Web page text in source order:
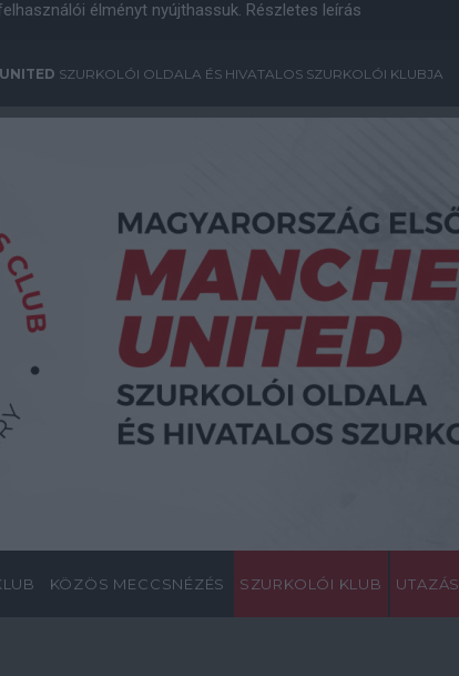
élményt nyújthassuk. Részletes leírás
SZURKOLÓI OLDALA ÉS HIVATALOS SZURKOLÓI KLUBJA
KÖZÖS MECCSNÉZÉS SZURKOLÓI KLUB UTAZÁS